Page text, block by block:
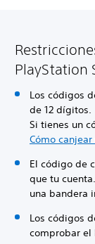
PlayStation
Los códigos
de 12 dígitos.
Si tienes un
Cómo
El código de
que tu
una bandera
Los códigos
comprobar el